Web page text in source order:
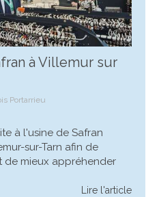
à Villemur sur
Portarrieu
à l'usine de Safran
sur-Tarn afin de
de mieux appréhender
Lire l'article